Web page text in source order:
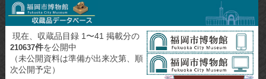
現在、収蔵品目録 1〜41 掲載分の
210637件を公開中
（未公開資料は準備が出来次第、順
次公開予定）